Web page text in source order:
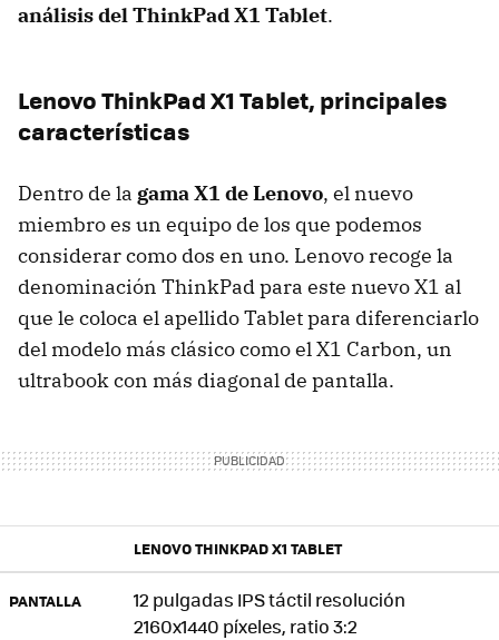
análisis del ThinkPad X1 Tablet.
Lenovo ThinkPad X1 Tablet, principales
características
Dentro de la gama X1 de Lenovo, el nuevo
miembro es un equipo de los que podemos
considerar como dos en uno. Lenovo recoge la
denominación ThinkPad para este nuevo X1 al
que le coloca el apellido Tablet para diferenciarlo
del modelo más clásico como el X1 Carbon, un
ultrabook con más diagonal de pantalla.
LENOVO THINKPAD X1 TABLET
PANTALLA
12 pulgadas IPS táctil resolución
2160x1440 píxeles, ratio 3:2